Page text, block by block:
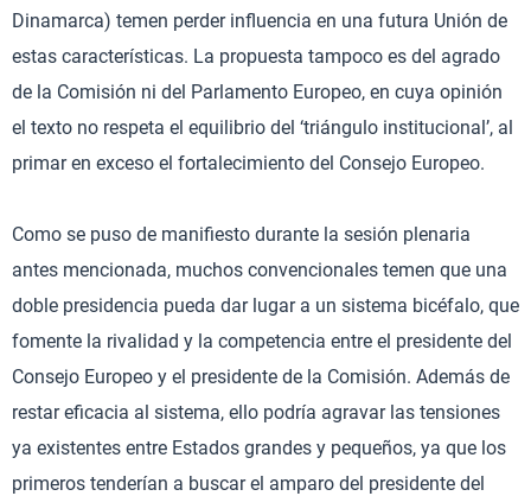
Dinamarca) temen perder influencia en una futura Unión de
estas características. La propuesta tampoco es del agrado
de la Comisión ni del Parlamento Europeo, en cuya opinión
el texto no respeta el equilibrio del ‘triángulo institucional’, al
primar en exceso el fortalecimiento del Consejo Europeo.
Como se puso de manifiesto durante la sesión plenaria
antes mencionada, muchos convencionales temen que una
doble presidencia pueda dar lugar a un sistema bicéfalo, que
fomente la rivalidad y la competencia entre el presidente del
Consejo Europeo y el presidente de la Comisión. Además de
restar eficacia al sistema, ello podría agravar las tensiones
ya existentes entre Estados grandes y pequeños, ya que los
primeros tenderían a buscar el amparo del presidente del